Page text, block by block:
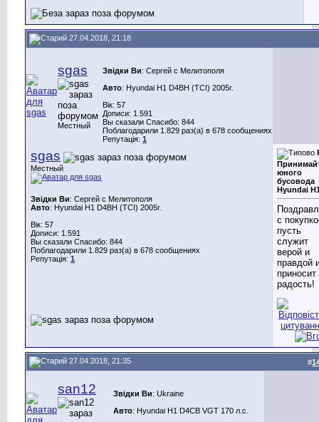
27.04.2018, 21:18
sgas
Местный
Звідки Ви: Сергей с Мелитополя
Авто: Hyundai H1 D4BH (TCI) 2005г.
Вік: 57
Дописи: 1.591
Вы сказали Спасибо: 844
Поблагодарили 1.829 раз(а) в 678 сообщениях
Репутація: 1
sgas
Местный
Звідки Ви: Сергей с Мелитополя
Авто: Hyundai H1 D4BH (TCI) 2005г.
Вік: 57
Дописи: 1.591
Вы сказали Спасибо: 844
Поблагодарили 1.829 раз(а) в 678 сообщениях
Репутація: 1
юного
бусовода
Hyundai
с
пусть
служит
верой и
правдой
приносит
радость!
27.04.2018, 21:35 #
san12 Звідки Ви: Ukraine
Авто: Hyundai H1 D4CB VGT 170 л.с.